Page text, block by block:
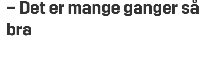
– Det er mange ganger så
bra